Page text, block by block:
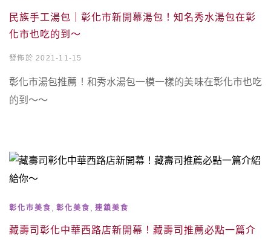
民族手工湯包｜彰化市新開幕湯包！知名秀水湯包在彰
化市也吃的到～
發佈於 2021-11-15
彰化市湯包推薦！和秀水湯包一模一樣的美味在彰化市也吃
的到～～
彰化市美食 彰化美食 連鎖美食
藏壽司彰化中華西路店新開幕！藏壽司推薦必點一篇介